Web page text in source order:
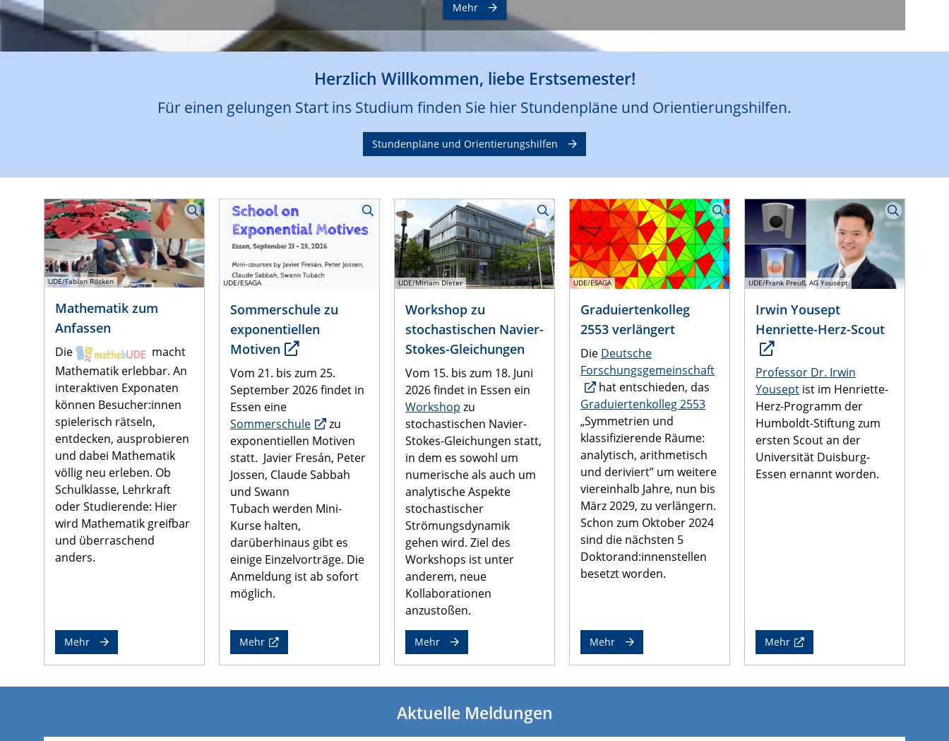
Mehr
Herzlich Willkommen, liebe Erstsemester!
Für einen gelungen Start ins Studium finden Sie hier Stundenpläne und Orientierungshilfen.
Stundenpläne und Orientierungshilfen
UDE/Fabian Rösken
Mathematik zum
Anfassen
Die
macht
Mathematik erlebbar. An
interaktiven Exponaten
können Besucher:innen
spielerisch rätseln,
entdecken, ausprobieren
und dabei Mathematik
völlig neu erleben. Ob
Schulklasse, Lehrkraft
oder Studierende: Hier
wird Mathematik greifbar
und überraschend
anders.
Mehr
UDE/ESAGA
Sommerschule zu
exponentiellen
Motiven
Vom 21. bis zum 25.
September 2026 findet in
Essen eine
Sommerschule
zu
exponentiellen Motiven
statt. Javier Fresán, Peter
Jossen, Claude Sabbah
und Swann
Tubach werden Mini-
Kurse halten,
darüberhinaus gibt es
einige Einzelvorträge. Die
Anmeldung ist ab sofort
möglich.
Mehr
UDE/Miriam Dieter
Workshop zu
stochastischen Navier-
Stokes-Gleichungen
Vom 15. bis zum 18. Juni
2026 findet in Essen ein
Workshop zu
stochastischen Navier-
Stokes-Gleichungen statt,
in dem es sowohl um
numerische als auch um
analytische Aspekte
stochastischer
Strömungsdynamik
gehen wird. Ziel des
Workshops ist unter
anderem, neue
Kollaborationen
anzustoßen.
Mehr
UDE/ESAGA
Graduiertenkolleg
2553 verlängert
Die Deutsche
Forschungsgemeinschaft
hat entschieden, das
Graduiertenkolleg 2553
„Symmetrien und
klassifizierende Räume:
analytisch, arithmetisch
und deriviert” um weitere
viereinhalb Jahre, nun bis
März 2029, zu verlängern.
Schon zum Oktober 2024
sind die nächsten 5
Doktorand:innenstellen
besetzt worden.
Mehr
UDE/Frank Preuß, AG Yousept
Irwin Yousept
Henriette-Herz-Scout
Professor Dr. Irwin
Yousept ist im Henriette-
Herz-Programm der
Humboldt-Stiftung zum
ersten Scout an der
Universität Duisburg-
Essen ernannt worden.
Mehr
Aktuelle Meldungen